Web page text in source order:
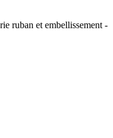
ruban et embellissement -